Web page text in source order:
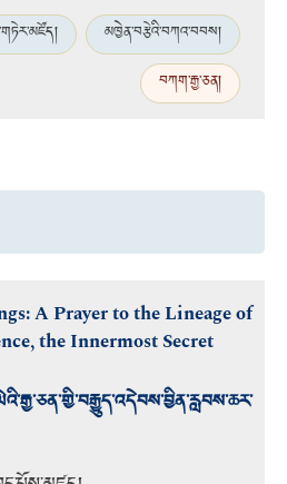
མཁྱེན་བརྩེའི་བཀའ་བབས།
བཀག་རྒྱ་ཅན།
A Prayer to the Lineage of
the Innermost Secret